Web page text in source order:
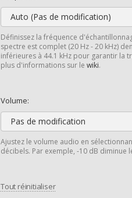
Auto (Pas de modification)
Définissez la fréquence
spectre est complet (20 Hz - 20 kHz)
inférieures à 44.1 kHz pour garantir la
plus d'informations sur le wiki.
Volume:
Pas de modification
Ajustez le volume audio en
décibels. Par exemple, -10 dB diminue
Tout réinitialiser